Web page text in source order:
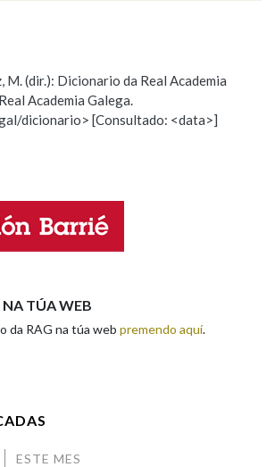
DE BUSCA
OPCIÓN:
Hai un erro na palabra
a definición
M. (dir.): Dicionario da Real Academia
Academia Galega.
dicionario> [Consultado: <data>]
TÚA WEB
da RAG na túa web premendo aquí.
ESTE MES